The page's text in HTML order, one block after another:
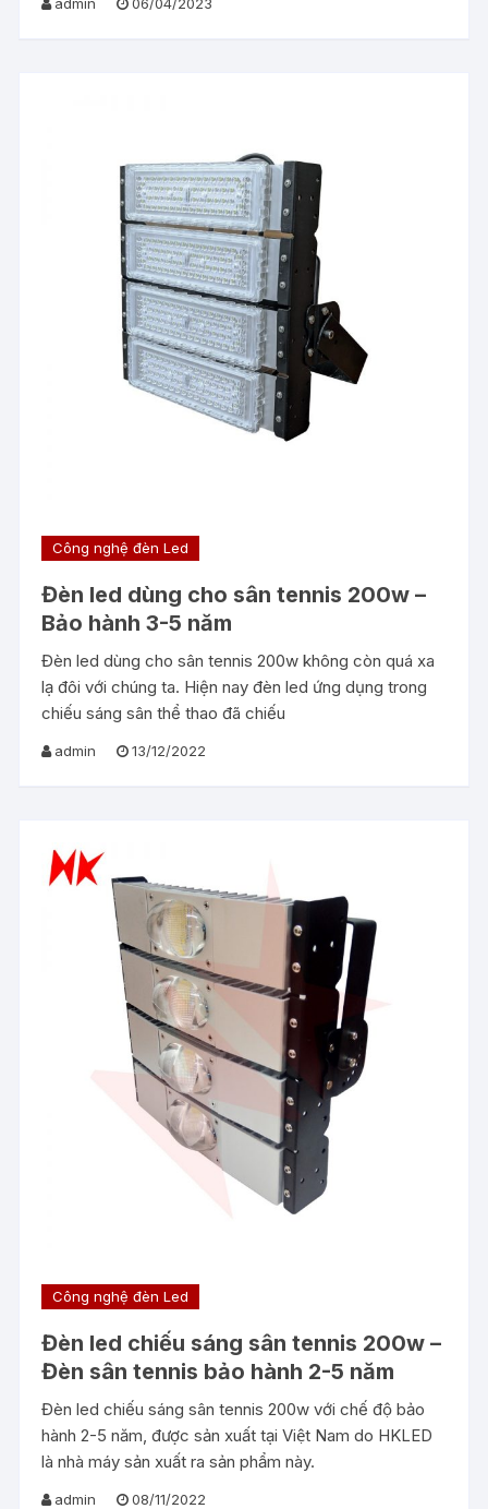
Công nghệ đèn Led
Đèn led dùng cho sân tennis 200w –
Bảo hành 3-5 năm
Đèn led dùng cho sân tennis 200w không còn quá xa
lạ đôi với chúng ta. Hiện nay đèn led ứng dụng trong
chiếu sáng sân thể thao đã chiếu
admin 13/12/2022
Công nghệ đèn Led
Đèn led chiếu sáng sân tennis 200w –
Đèn sân tennis bảo hành 2-5 năm
Đèn led chiếu sáng sân tennis 200w với chế độ bảo
hành 2-5 năm, được sản xuất tại Việt Nam do HKLED
là nhà máy sản xuất ra sản phẩm này.
admin 08/11/2022